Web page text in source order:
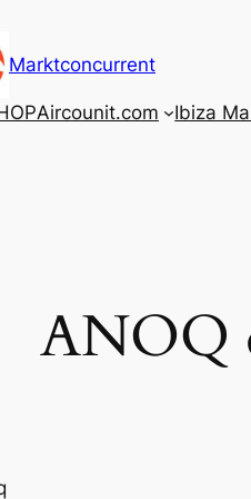
Marktconcurrent
Aircounit.com Ibiza
ANOQ